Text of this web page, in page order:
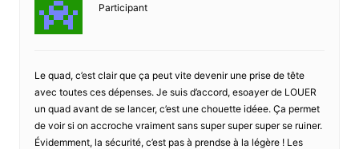
Participant
Le quad, c’est clair que ça peut vite devenir une prise de tête
avec toutes ces dépenses. Je suis d’accord, esoayer de LOUER
un quad avant de se lancer, c’est une chouette idéee. Ça permet
de voir si on accroche vraiment sans super super super se ruiner.
Évidemment, la sécurité, c’est pas à prendse à la légère ! Les